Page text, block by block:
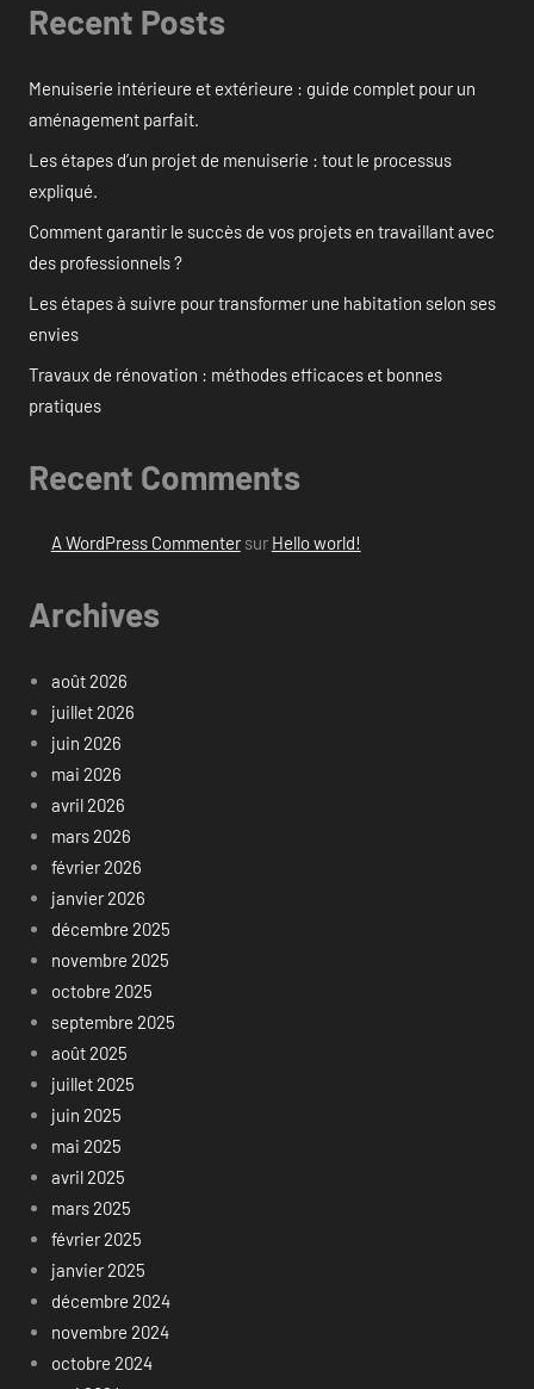
Recent Posts
Menuiserie intérieure et extérieure : guide complet pour un
aménagement parfait.
Les étapes d’un projet de menuiserie : tout le processus
expliqué.
Comment garantir le succès de vos projets en travaillant avec
des professionnels ?
Les étapes à suivre pour transformer une habitation selon ses
envies
Travaux de rénovation : méthodes efficaces et bonnes
pratiques
Recent Comments
A WordPress Commentersur Hello world!
Archives
août 2026
juillet 2026
juin 2026
mai 2026
avril 2026
mars 2026
février 2026
janvier 2026
décembre 2025
novembre 2025
octobre 2025
septembre 2025
août 2025
juillet 2025
juin 2025
mai 2025
avril 2025
mars 2025
février 2025
janvier 2025
décembre 2024
novembre 2024
octobre 2024